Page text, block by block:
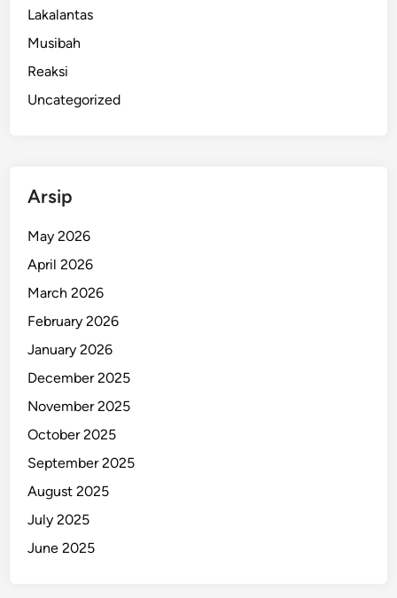
n
,
i
k
a
t
a
n
K
s
e
j
h
t
e
Lakalantas
Musibah
Reaksi
Uncategorized
Arsip
May 2026
April 2026
March 2026
February 2026
January 2026
December 2025
November 2025
October 2025
September 2025
August 2025
July 2025
June 2025